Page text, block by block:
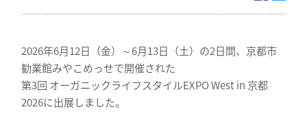
2026年6月12日（金）～6月13日（土）の2日間、京都市
勧業館みやこめっせで開催された
第3回 オーガニックライフスタイルEXPO West in 京都
2026に出展しました。